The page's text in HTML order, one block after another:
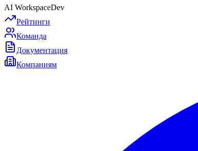
AI WorkspaceDev
Рейтинги
Команда
Документация
Компаниям